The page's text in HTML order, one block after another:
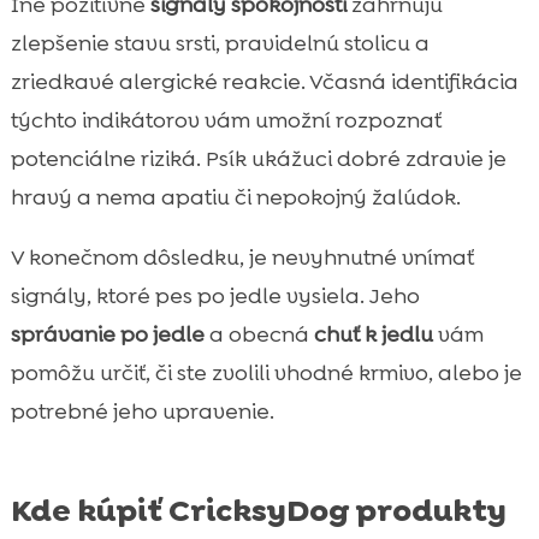
zlepšenie stavu srsti, pravidelnú stolicu a
zriedkavé alergické reakcie. Včasná identifikácia
týchto indikátorov vám umožní rozpoznať
potenciálne riziká. Psík ukážuci dobré zdravie je
hravý a nema apatiu či nepokojný žalúdok.
V konečnom dôsledku, je nevyhnutné vnímať
signály, ktoré pes po jedle vysiela. Jeho
správanie po jedlea obecná chuť k jedluvám
pomôžu určiť, či ste zvolili vhodné krmivo, alebo je
potrebné jeho upravenie.
Kde kúpiť CricksyDog produkty